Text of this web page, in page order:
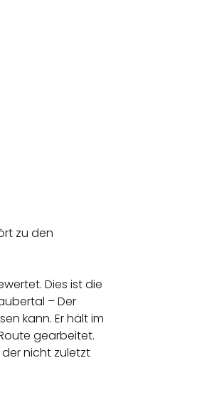
zu den
Dies ist die
– Der
kann. Er hält im
gearbeitet.
nicht zuletzt